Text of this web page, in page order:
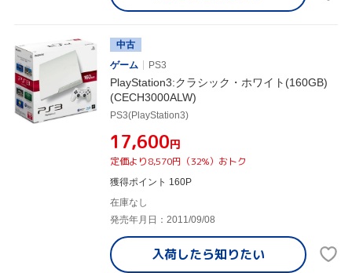
中古
ゲーム
PS3
PlayStation3:クラシック・ホワイト(160GB)
(CECH3000ALW)
PS3(PlayStation3)
¥17,600円
定価より8,570円（32%）おトク
獲得ポイント 160P
在庫なし
発売年月日：2011/09/08
入荷したら知りたい